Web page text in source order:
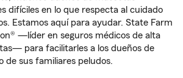
difíciles en lo que respecta al cuidado
Estamos aquí para ayudar. State Farm
—líder en seguros médicos de alta
para facilitarles a los dueños de
de sus familiares peludos.